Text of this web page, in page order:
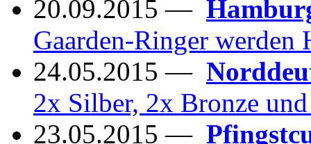
20.09.2015 —
Gaarden-Ringer werden
24.05.2015 —
2x Silber, 2x Bronze
23.05.2015 —